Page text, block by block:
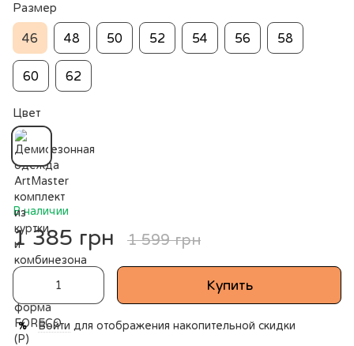
Размер
46 48 50 52 54 56 58
60 62
Цвет
В наличии
1 385 грн 1 599 грн
Купить
% Войти для отображения накопительной скидки